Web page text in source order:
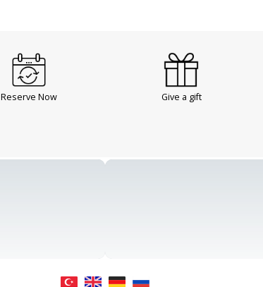
Reserve Now Give a gift